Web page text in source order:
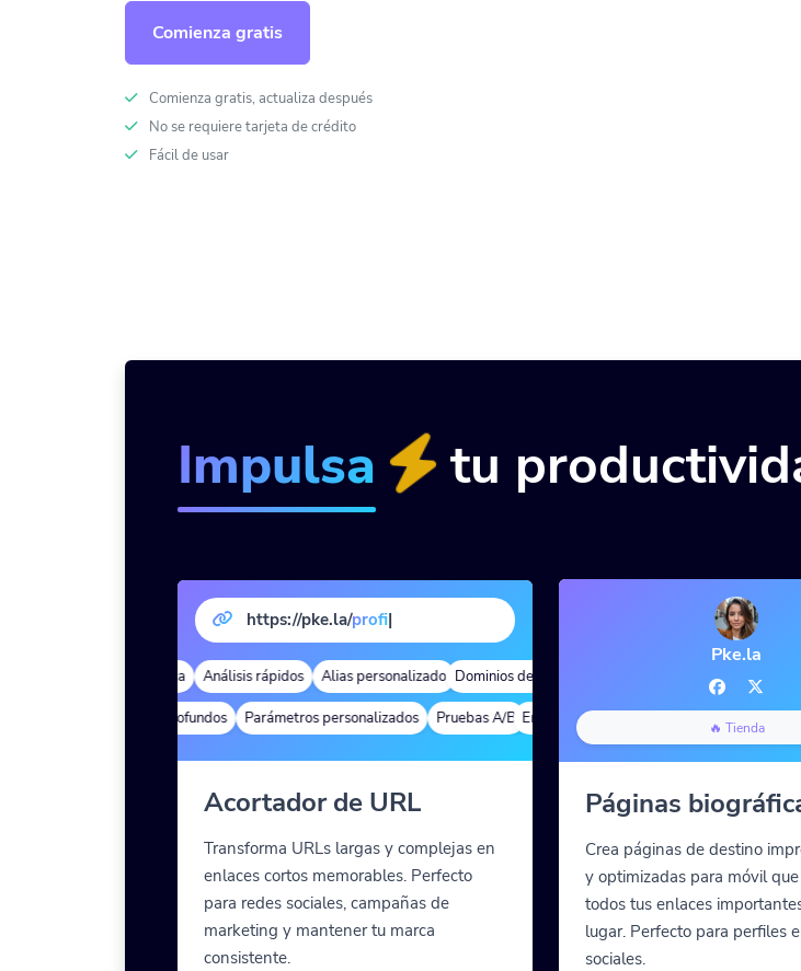
Comienza gratis
Comienza gratis, actualiza después
No se requiere tarjeta de crédito
Fácil de usar
Impulsa tu
https://pke.la/page|
Análisis rápidos Alias personalizado Segmentación avanzada
Dominios de marca Alias
Enlaces profundos Parámetros personalizados Pruebas A/B Etiquetas meta personalizadas
Enlaces profundos
Acortador de URL
Transforma URLs largas y complejas en
enlaces cortos memorables. Perfecto
para redes sociales, campañas de
marketing y mantener tu marca
consistente.
Pke.la
🔥 Tienda
Páginas
Crea páginas de destino
y optimizadas para móvil
todos tus enlaces
lugar. Perfecto para perfiles
sociales.